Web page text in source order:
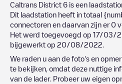
Caltrans District 6 is een
Dit laadstation heeft in totaal
connectoren en daarvan zijn er 0
Het werd toegevoegd op 17/03/
bijgewerkt op 20/08/2022
We raden u aan de foto's en
te bekijken, omdat deze nuttige
van de lader. Probeer uw eigen